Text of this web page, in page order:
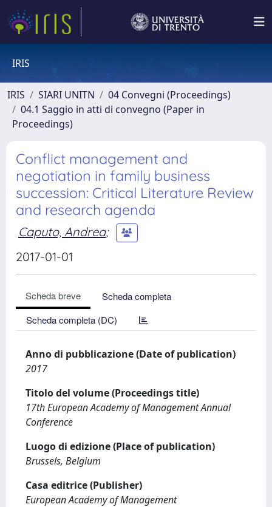
IRIS
IRIS SIARI UNITN
04 Convegni (Proceedings)
04.1 Saggio in atti di convegno (Paper in
Proceedings)
Conflict management and
negotiation in family business
succession: Critical Literature Review
and research agenda
Caputo, Andrea;
2017-01-01
Scheda breve
Scheda completa
Scheda completa (DC)
Anno di pubblicazione (Date of publication)
2017
Titolo del volume (Proceedings title)
17th European Academy of Management Annual
Conference
Luogo di edizione (Place of publication)
Brussels, Belgium
Casa editrice (Publisher)
European Academy of Management